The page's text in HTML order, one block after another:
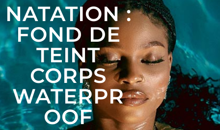
NATATION :
FOND DE
TEINT
CORPS
WATERPR
OOF